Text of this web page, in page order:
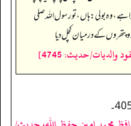
وہ بولی: ہاں، تو رسول اللہ صلی
پتھروں کے درمیان کچل دیا
حدیث: 4745]